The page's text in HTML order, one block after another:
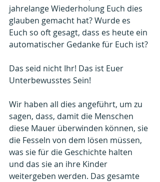
jahrelange Wiederholung Euch dies
glauben gemacht hat? Wurde es
Euch so oft gesagt, dass es heute ein
automatischer Gedanke für Euch ist?
Das seid nicht Ihr! Das ist Euer
Unterbewusstes Sein!
Wir haben all dies angeführt, um zu
sagen, dass, damit die Menschen
diese Mauer überwinden können, sie
die Fesseln von dem lösen müssen,
was sie für die Geschichte halten
und das sie an ihre Kinder
weitergeben werden. Das gesamte